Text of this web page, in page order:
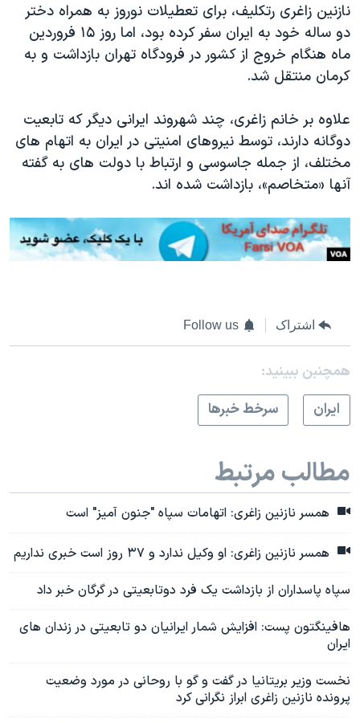
نازنین زاغری رتکلیف، برای تعطیلات نوروز به همراه دختر
دو ساله‌ خود به ایران سفر کرده بود، اما روز ۱۵ فروردین
ماه هنگام خروج از کشور در فرودگاه تهران بازداشت و به
کرمان منتقل شد.
علاوه بر خانم زاغری، چند شهروند ایرانی دیگر که تابعیت
دوگانه دارند، توسط نیروهای امنیتی در ایران به اتهام های
مختلف، از جمله جاسوسی و ارتباط با دولت های به گفته
آنها «متخاصم»، بازداشت شده اند.
اشتراک Follow us
همچنبن ببینید:
ايران
سرخط خبرها
مطالب مرتبط
همسر نازنین زاغری: اتهامات سپاه "جنون آمیز" است
همسر نازنین زاغری: او وکیل ندارد و ۳۷ روز است خبری نداریم
سپاه پاسداران از بازداشت یک فرد دوتابعیتی در گرگان خبر داد
هافینگتون پست: افزایش شمار ایرانیان دو تابعیتی در زندان های
ایران
نخست وزیر بریتانیا در گفت و گو با روحانی در مورد وضعیت
پرونده نازنین زاغری ابراز نگرانی کرد